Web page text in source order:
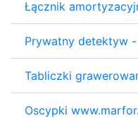
Łącznik
Prywatny detektyw
Tabliczki
Oscypki